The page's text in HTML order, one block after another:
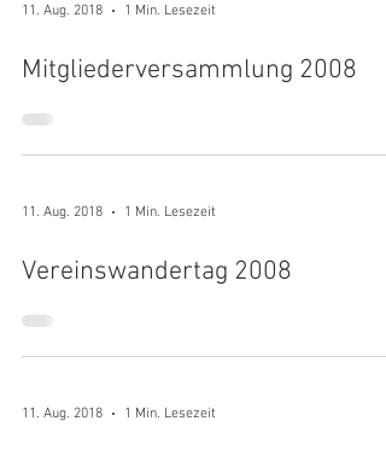
11. Aug. 2018 1 Min. Lesezeit
Mitgliederversammlung 2008
11. Aug. 2018 1 Min. Lesezeit
Vereinswandertag 2008
11. Aug. 2018 1 Min. Lesezeit